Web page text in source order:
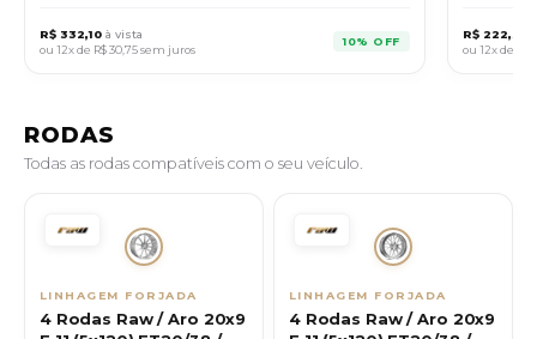
R$ 332,10 à vista
ou 12x de R$ 30,75sem juros
10% OFF
R$ 222,30
ou 12x de
RODAS
Todas as rodas compatíveis com o seu veículo.
LINHAGEM FORJADA
4 Rodas Raw / Aro 20x9
LINHAGEM FORJADA
4 Rodas Raw / Aro 20x9